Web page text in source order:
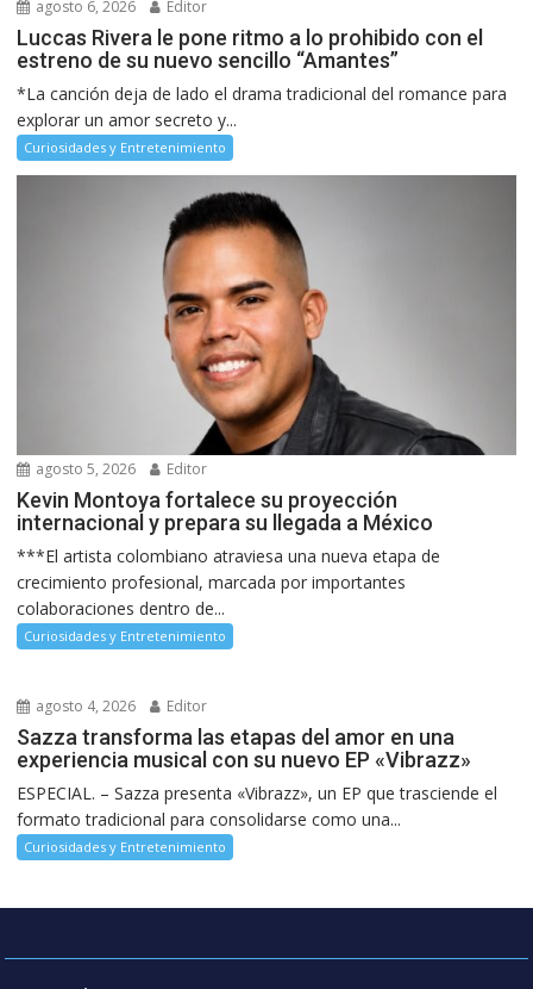
agosto 6, 2026 Editor
Luccas Rivera le pone ritmo a lo prohibido con el
estreno de su nuevo sencillo “Amantes”
*La canción deja de lado el drama tradicional del romance para
explorar un amor secreto y...
Curiosidades y Entretenimiento
agosto 5, 2026 Editor
Kevin Montoya fortalece su proyección
internacional y prepara su llegada a México
***El artista colombiano atraviesa una nueva etapa de
crecimiento profesional, marcada por importantes
colaboraciones dentro de...
Curiosidades y Entretenimiento
agosto 4, 2026 Editor
Sazza transforma las etapas del amor en una
experiencia musical con su nuevo EP «Vibrazz»
ESPECIAL. – Sazza presenta «Vibrazz», un EP que trasciende el
formato tradicional para consolidarse como una...
Curiosidades y Entretenimiento